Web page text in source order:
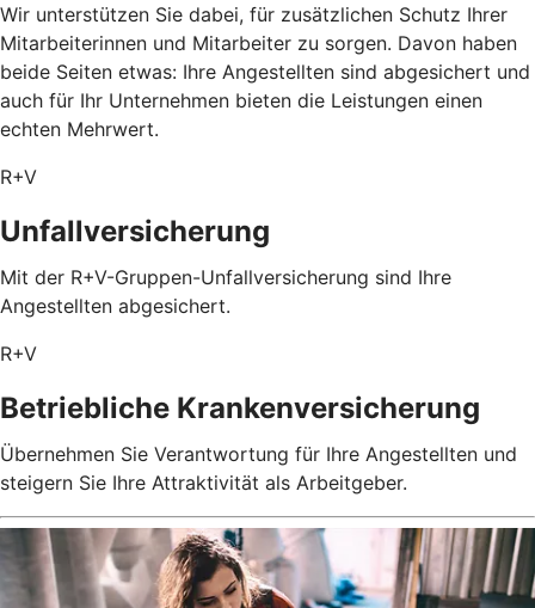
Wir unterstützen Sie dabei, für zusätzlichen Schutz Ihrer
Mitarbeiterinnen und Mitarbeiter zu sorgen. Davon haben
beide Seiten etwas: Ihre Angestellten sind abgesichert und
auch für Ihr Unternehmen bieten die Leistungen einen
echten Mehrwert.
R+V
Unfallversicherung
Mit der R+V-Gruppen-Unfallversicherung sind Ihre
Angestellten abgesichert.
R+V
Betriebliche Krankenversicherung
Übernehmen Sie Verantwortung für Ihre Angestellten und
steigern Sie Ihre Attraktivität als Arbeitgeber.